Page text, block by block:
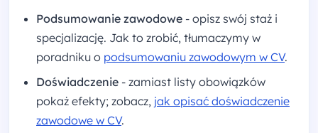
Podsumowanie zawodowe - opisz swój staż i
specjalizację. Jak to zrobić, tłumaczymy w
poradniku o podsumowaniu zawodowym w CV.
Doświadczenie - zamiast listy obowiązków
pokaż efekty; zobacz, jak opisać doświadczenie
zawodowe w CV.